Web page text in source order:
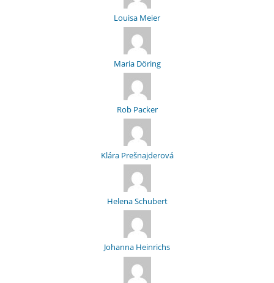
Louisa Meier
Maria Döring
Rob Packer
Klára Prešnajderová
Helena Schubert
Johanna Heinrichs